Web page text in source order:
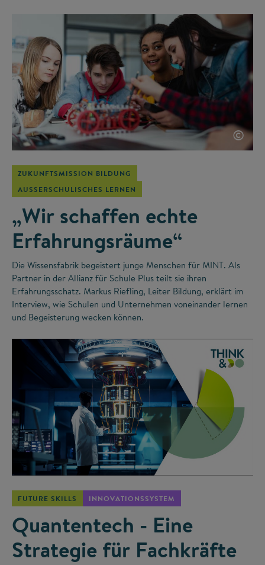
©
ZUKUNFTSMISSION BILDUNG
AUSSERSCHULISCHES LERNEN
„Wir schaffen echte
Erfahrungsräume“
Die Wissensfabrik begeistert junge Menschen für MINT. Als
Partner in der Allianz für Schule Plus teilt sie ihren
Erfahrungsschatz. Markus Riefling, Leiter Bildung, erklärt im
Interview, wie Schulen und Unternehmen voneinander lernen
und Begeisterung wecken können.
FUTURE SKILLS INNOVATIONSSYSTEM
Quantentech - Eine
Strategie für Fachkräfte